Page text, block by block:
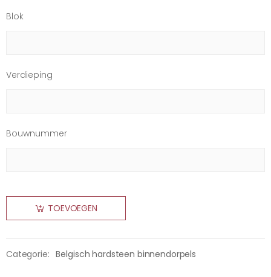
Blok
Verdieping
Bouwnummer
TOEVOEGEN
Categorie: Belgisch hardsteen binnendorpels